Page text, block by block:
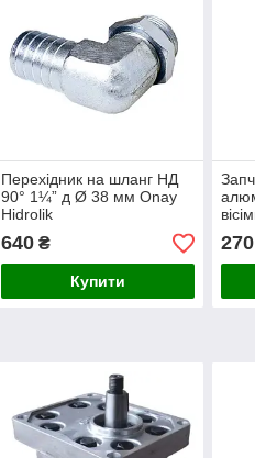
Перехідник на шланг НД
90° 1¼” д Ø 38 мм Onay
Hidrolik
640₴
Купити
270